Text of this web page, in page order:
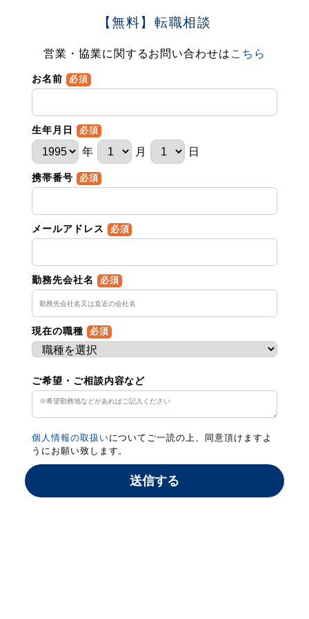
【無料】転職相談
営業・協業に関するお問い合わせは こちら
お名前 必須
生年月日 必須
年 月 日
携帯番号 必須
メールアドレス 必須
勤務先会社名 必須
現在の職種 必須
ご希望・ご相談内容など
個人情報の取扱いについてご一読の上、同意頂けますよ
うにお願い致します。